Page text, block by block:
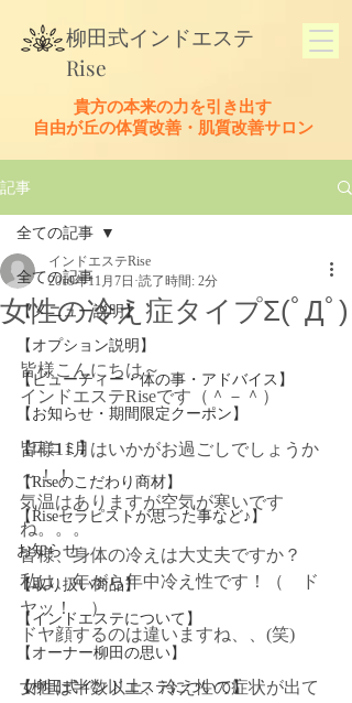
貴方の本来の力を引き出す
​自由が丘の体質改善・肌質改善サロン
​柳田式インドエステ
Rise
記事
全ての記事
【メニュー説明】
【オプション説明】
【ビューティー・体の事・アドバイス】
【お知らせ・期間限定クーポン】
【口コミ】
【Riseのこだわり商材】
【Riseセラピストが思った事など♪】
お知らせ
【取り扱い商品】
【インドエステについて】
【オーナー柳田の思い】
【柳田式インドエステについて】
全ての記事
女性の冷え症タイプΣ(ﾟДﾟ)
インドエステRise
2019年11月7日 読了時間: 2分
皆様こんにちは～
インドエステRiseです（＾－＾）
皆様11月はいかがお過ごしでしょうか
～！！
気温はありますが空気が寒いです
ね。。。
皆様、身体の冷えは大丈夫ですか？
私は、年がら年中冷え性です！（　ド
ヤッ！　）
ドヤ顔するのは違いますね、、(笑)
女性は半数以上、冷え性の症状が出て